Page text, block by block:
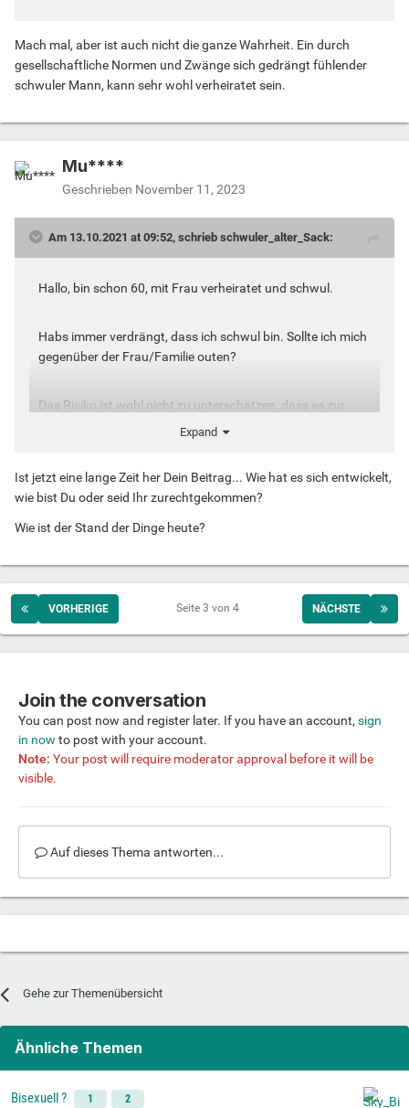
Mach mal, aber ist auch nicht die ganze Wahrheit. Ein durch
gesellschaftliche Normen und Zwänge sich gedrängt fühlender
schwuler Mann, kann sehr wohl verheiratet sein.
Mu****
Geschrieben November 11, 2023
Am 13.10.2021 at 09:52, schrieb schwuler_alter_Sack:
Hallo, bin schon 60, mit Frau verheiratet und schwul.
Habs immer verdrängt, dass ich schwul bin. Sollte ich mich
gegenüber der Frau/Familie outen?
Das Risiko ist wohl nicht zu unterschätzen, dass es zur
Wem geht es auch so?
Expand
Ist jetzt eine lange Zeit her Dein Beitrag... Wie hat es sich entwickelt,
wie bist Du oder seid Ihr zurechtgekommen?
Wie ist der Stand der Dinge heute?
VORHERIGE NÄCHSTE
Seite 3 von 4
Join the conversation
You can post now and register later. If you have an account, sign
in now to post with your account.
Note: Your post will require moderator approval before it will be
visible.
Auf dieses Thema antworten...
Gehe zur Themenübersicht
Ähnliche Themen
Bisexuell ? 1 2